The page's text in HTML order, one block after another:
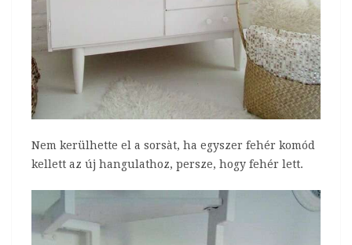
Nem kerülhette el a sorsàt, ha egyszer fehér komód
kellett az új hangulathoz, persze, hogy fehér lett.